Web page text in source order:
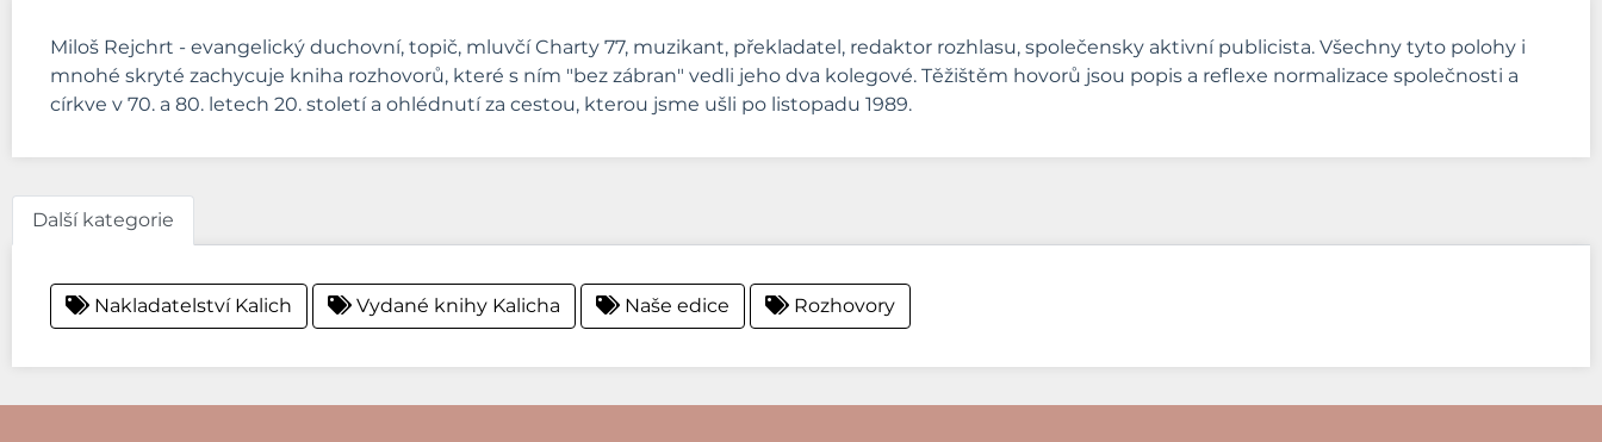
Miloš Rejchrt - evangelický duchovní, topič, mluvčí Charty 77, muzikant, překladatel, redaktor rozhlasu, společensky aktivní publicista. Všechny tyto polohy i
mnohé skryté zachycuje kniha rozhovorů, které s ním "bez zábran" vedli jeho dva kolegové. Těžištěm hovorů jsou popis a reflexe normalizace společnosti a
církve v 70. a 80. letech 20. století a ohlédnutí za cestou, kterou jsme ušli po listopadu 1989.
Další kategorie
Nakladatelství Kalich Vydané knihy Kalicha Naše edice Rozhovory